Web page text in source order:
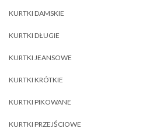
KURTKI DAMSKIE
KURTKI DŁUGIE
KURTKI JEANSOWE
KURTKI KRÓTKIE
KURTKI PIKOWANE
KURTKI PRZEJŚCIOWE